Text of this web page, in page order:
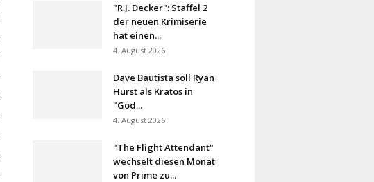
"R.J. Decker": Staffel 2
der neuen Krimiserie
hat einen...
4. August 2026
Dave Bautista soll Ryan
Hurst als Kratos in
"God...
4. August 2026
"The Flight Attendant"
wechselt diesen Monat
von Prime zu...